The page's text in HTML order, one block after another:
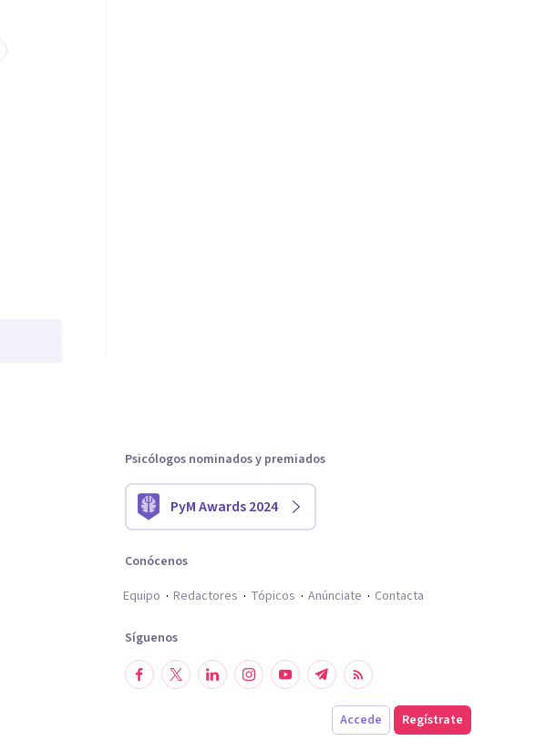
Psicólogos nominados y premiados
PyM Awards 2024
Conócenos
Equipo
Redactores Tópicos Anúnciate Contacta
Síguenos
Accede Regístrate